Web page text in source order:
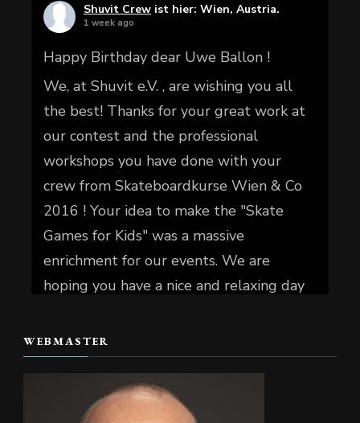
Shuvit Crew ist hier: Wien, Austria.
1 week ago
Happy Birthday dear Uwe Ballon !
We, at Shuvit e.V. , are wishing you all
the best! Thanks for your great work at
our contest and the professional
workshops you have done with your
crew from Skateboardkurse Wien & Co
2016 ! Your idea to make the "Skate
Games for Kids" was a massive
enrichment for our events. We are
hoping you have a nice and relaxing day
📷 Christian Reiter
#skate4fun
Foto
WEBMASTER